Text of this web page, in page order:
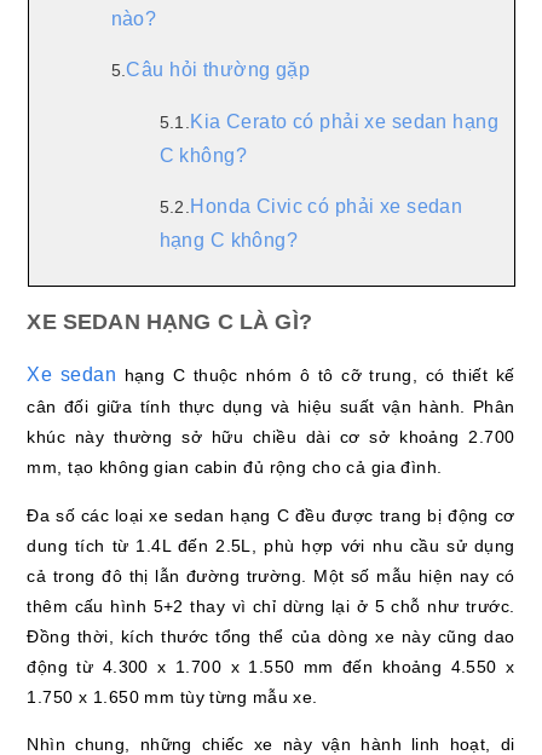
nào?
5.Câu hỏi thường gặp
5.1.
Kia Cerato có phải xe sedan hạng
C không?
5.2.Honda Civic có phải xe sedan
hạng C không?
XE SEDAN HẠNG C LÀ GÌ?
Xe sedan hạng C thuộc nhóm ô tô cỡ trung, có thiết kế
cân đối giữa tính thực dụng và hiệu suất vận hành. Phân
khúc này thường sở hữu chiều dài cơ sở khoảng 2.700
mm, tạo không gian cabin đủ rộng cho cả gia đình.
Đa số các loại xe sedan hạng C đều được trang bị động cơ
dung tích từ 1.4L đến 2.5L, phù hợp với nhu cầu sử dụng
cả trong đô thị lẫn đường trường. Một số mẫu hiện nay có
thêm cấu hình 5+2 thay vì chỉ dừng lại ở 5 chỗ như trước.
Đồng thời, kích thước tổng thể của dòng xe này cũng dao
động từ 4.300 x 1.700 x 1.550 mm đến khoảng 4.550 x
1.750 x 1.650 mm tùy từng mẫu xe.
Nhìn chung, những chiếc xe này vận hành linh hoạt, di